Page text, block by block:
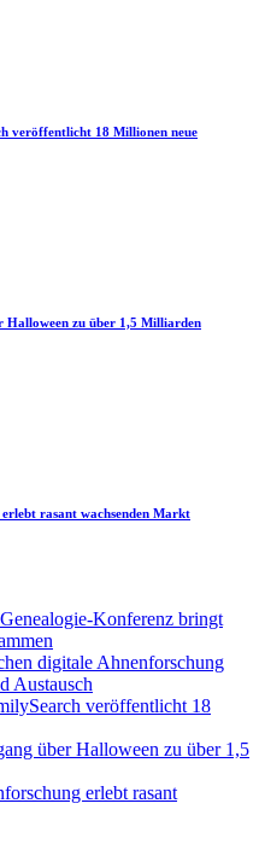
veröffentlicht 18 Millionen neue
Halloween zu über 1,5 Milliarden
rasant wachsenden Markt
Konferenz bringt
digitale Ahnenforschung
Austausch
veröffentlicht 18
über Halloween zu über 1,5
erlebt rasant